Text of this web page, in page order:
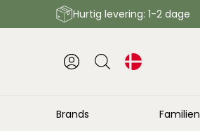
Hurtig levering: 1-2 dage
Brands Familien